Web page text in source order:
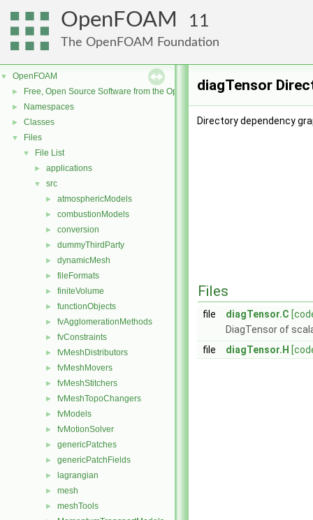
OpenFOAM 11
The OpenFOAM Foundation
▼ OpenFOAM
► Free, Open Source Software from the OpenFOAM Foundation
► Namespaces
► Classes
▼ Files
▼ File List
► applications
▼ src
► atmosphericModels
► combustionModels
► conversion
► dummyThirdParty
► dynamicMesh
► fileFormats
► finiteVolume
► functionObjects
► fvAgglomerationMethods
► fvConstraints
► fvMeshDistributors
► fvMeshMovers
► fvMeshStitchers
► fvMeshTopoChangers
► fvModels
► fvMotionSolver
► genericPatches
► genericPatchFields
► lagrangian
► mesh
► meshTools
diagTensor
Directory dependency
Files
file diagTensor.C
DiagTensor of
file
diagTensor.H